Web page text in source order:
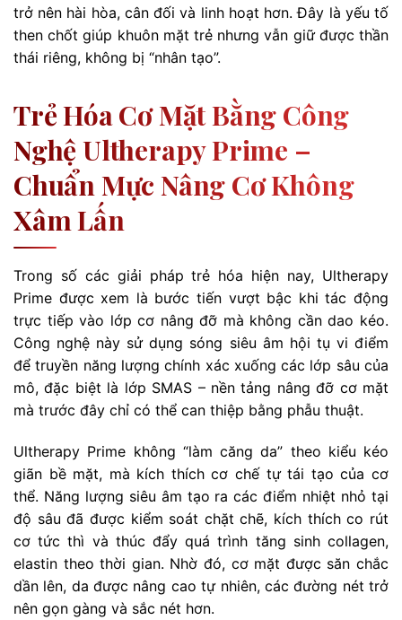
trở nên hài hòa, cân đối và linh hoạt hơn. Đây là yếu tố
then chốt giúp khuôn mặt trẻ nhưng vẫn giữ được thần
thái riêng, không bị “nhân tạo”.
Trẻ Hóa Cơ Mặt Bằng Công
Nghệ Ultherapy Prime –
Chuẩn Mực Nâng Cơ Không
Xâm Lấn
Trong số các giải pháp trẻ hóa hiện nay, Ultherapy
Prime được xem là bước tiến vượt bậc khi tác động
trực tiếp vào lớp cơ nâng đỡ mà không cần dao kéo.
Công nghệ này sử dụng sóng siêu âm hội tụ vi điểm
để truyền năng lượng chính xác xuống các lớp sâu của
mô, đặc biệt là lớp SMAS – nền tảng nâng đỡ cơ mặt
mà trước đây chỉ có thể can thiệp bằng phẫu thuật.
Ultherapy Prime không “làm căng da” theo kiểu kéo
giãn bề mặt, mà kích thích cơ chế tự tái tạo của cơ
thể. Năng lượng siêu âm tạo ra các điểm nhiệt nhỏ tại
độ sâu đã được kiểm soát chặt chẽ, kích thích co rút
cơ tức thì và thúc đẩy quá trình tăng sinh collagen,
elastin theo thời gian. Nhờ đó, cơ mặt được săn chắc
dần lên, da được nâng cao tự nhiên, các đường nét trở
nên gọn gàng và sắc nét hơn.